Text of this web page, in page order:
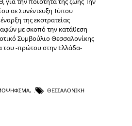
σε Συνέντευξη Τύπου
της εκστρατείας
με σκοπό την κατάθεση
Συμβούλιο Θεσσαλονίκης
του -πρώτου στην Ελλάδα-
, ΘΕΣΣΑΛΟΝΊΚΗ